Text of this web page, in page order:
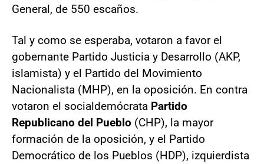
General, de 550 escaños.
Tal y como se esperaba, votaron a favor el
gobernante Partido Justicia y Desarrollo (AKP,
islamista) y el Partido del Movimiento
Nacionalista (MHP), en la oposición. En contra
votaron el socialdemócrata Partido
Republicano del Pueblo (CHP), la mayor
formación de la oposición, y el Partido
Democrático de los Pueblos (HDP), izquierdista